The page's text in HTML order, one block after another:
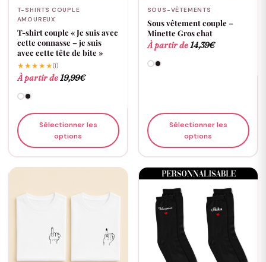
T-SHIRTS COUPLE
AMOUREUX
T-shirt couple « Je suis avec
cette connasse – je suis
avec cette tête de bite »
★★★★★(1)
À partir de19,99€
Sélectionner les
options
SOUS-VÊTEMENTS
Sous vêtement couple –
Minette Gros chat
À partir de14,39€
Sélectionner les
options